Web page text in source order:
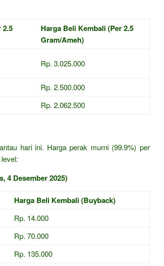
2.5
Harga Beli Kembali (Per 2.5
Gram/Ameh)
Rp. 3.025.000
Rp. 2.500.000
Rp. 2.062.500
hari ini. Harga perak murni (99.9%) per
4 Desember 2025)
Harga Beli Kembali (Buyback)
Rp. 14.000
Rp. 70.000
Rp. 135.000